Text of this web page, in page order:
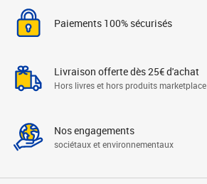
Paiements 100% sécurisés
Livraison offerte dès 25€ d'achat
Hors livres et hors produits marketplace
Nos engagements
sociétaux et environnementaux